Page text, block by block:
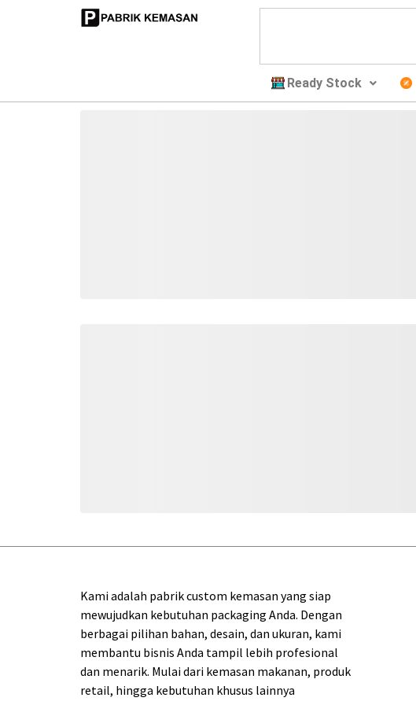
Ready Stock
Kami adalah pabrik custom kemasan yang siap
mewujudkan kebutuhan packaging Anda. Dengan
berbagai pilihan bahan, desain, dan ukuran, kami
membantu bisnis Anda tampil lebih profesional
dan menarik. Mulai dari kemasan makanan, produk
retail, hingga kebutuhan khusus lainnya